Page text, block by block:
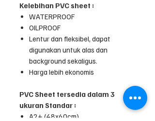
Kelebihan PVC sheet :
WATERPROOF
OILPROOF
Lentur dan fleksibel, dapat
digunakan untuk alas dan
background sekaligus.
Harga lebih ekonomis
PVC Sheet tersedia dalam 3
ukuran Standar :
A2+ (48x60cm)